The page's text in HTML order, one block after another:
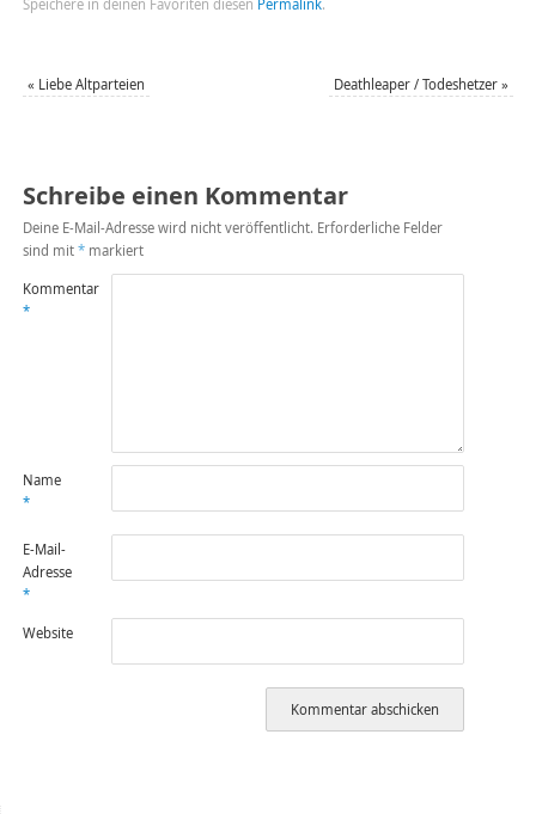
Speichere in deinen Favoriten diesen Permalink.
« Liebe Altparteien Deathleaper / Todeshetzer»
Schreibe einen Kommentar
Deine E-Mail-Adresse wird nicht veröffentlicht. Erforderliche Felder
sind mit *markiert
Kommentar
*
Name
*
E-Mail-
Adresse
*
Website